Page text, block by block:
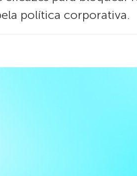
política corporativa.